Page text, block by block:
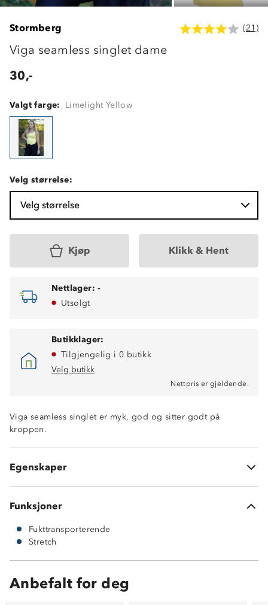
Stormberg (21)
Viga seamless singlet dame
30,-
Valgt farge: Limelight Yellow
Velg størrelse:
Velg størrelse
Kjøp Klikk & Hent
Nettlager: -
Utsolgt
Butikklager:
Tilgjengelig i 0 butikk
Velg butikk
Nettpris er gjeldende.
Viga seamless singlet er myk, god og sitter godt på
kroppen.
Egenskaper
Seamless superstretch (68% modal, 28% nylon og 4%
Myk og komfortabel
Funksjoner
Fukttransporterende
Stretch
Anbefalt for deg